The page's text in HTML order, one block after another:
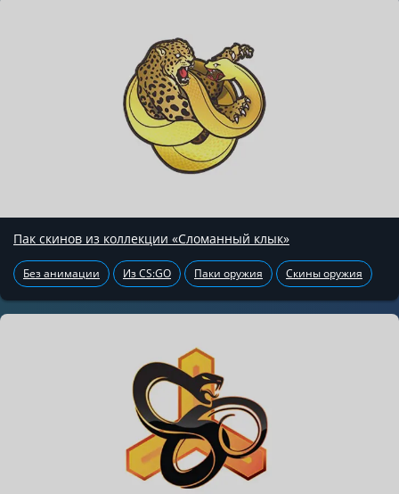
Пак скинов из коллекции «Сломанный клык»
Без анимации Из CS:GO Паки оружия Скины оружия